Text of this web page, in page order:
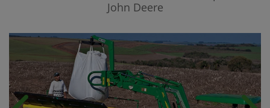
John Deere